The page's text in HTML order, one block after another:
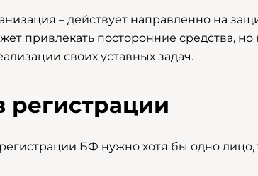
– действует направленно на
привлекать посторонние средства,
своих уставных задач.
регистрации
БФ нужно хотя бы одно